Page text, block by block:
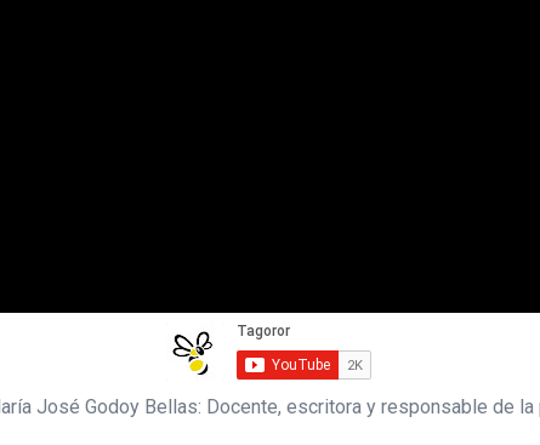
José Godoy Bellas: Docente, escritora y responsable de